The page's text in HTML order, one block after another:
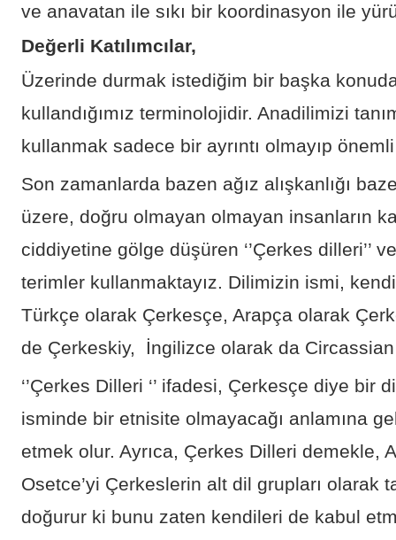
ve anavatan ile sıkı bir koordinasyon ile
Değerli Katılımcılar,
Üzerinde durmak istediğim bir başka
kullandığımız terminolojidir. Anadilimizi
kullanmak sadece bir ayrıntı olmayıp
Son zamanlarda bazen ağız alışkanlığı
üzere, doğru olmayan olmayan insanların
ciddiyetine gölge düşüren ‘’Çerkes dilleri’’ ve
terimler kullanmaktayız. Dilimizin ismi,
Türkçe olarak Çerkesçe, Arapça olarak
de Çerkeskiy, İngilizce olarak da
‘’Çerkes Dilleri ‘’ ifadesi, Çerkesçe diye bir
isminde bir etnisite olmayacağı anlamına
etmek olur. Ayrıca, Çerkes Dilleri demekle,
Osetce’yi Çerkeslerin alt dil grupları olarak
doğurur ki bunu zaten kendileri de kabul